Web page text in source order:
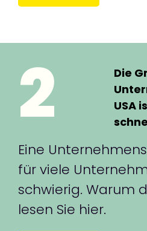
Die
USA
Eine
für viele
schwierig. Warum
lesen Sie hier.
2